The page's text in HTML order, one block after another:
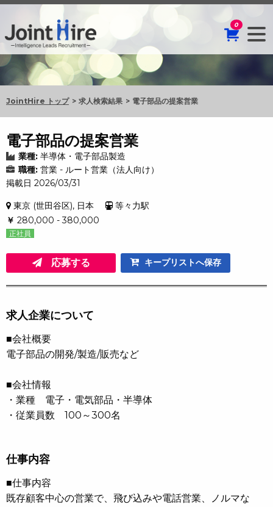
0
JointHire トップ 求人検索結果 電子部品の提案営業
電子部品の提案営業
業種: 半導体・電子部品製造
職種: 営業 - ルート営業（法人向け）
掲載日 2026/03/31
東京 (世田谷区), 日本
等々力駅
￥ 280,000 - 380,000
正社員
応募する キープリストへ保存
求人企業について
■会社概要
電子部品の開発/製造/販売など
■会社情報
・業種 電子・電気部品・半導体
・従業員数 100～300名
仕事内容
■仕事内容
既存顧客中心の営業で、飛び込みや電話営業、ノルマな